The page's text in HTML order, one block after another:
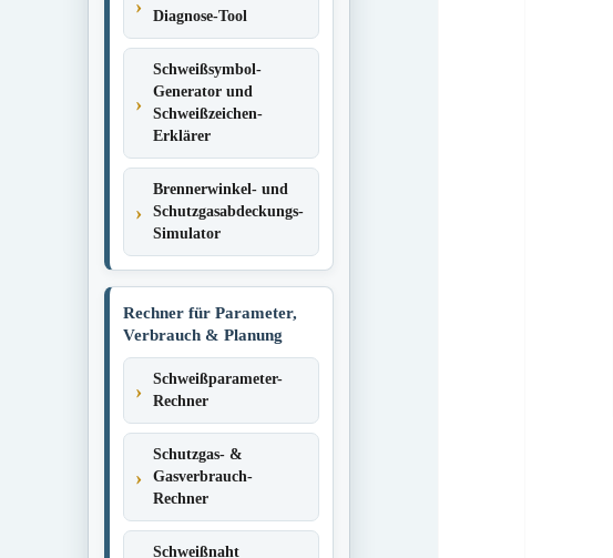
Diagnose-Tool
Schweißsymbol-
Generator und
Schweißzeichen-
Erklärer
Brennerwinkel- und
Schutzgasabdeckungs-
Simulator
Rechner für Parameter,
Verbrauch & Planung
Schweißparameter-
Rechner
Schutzgas- &
Gasverbrauch-
Rechner
Schweißnaht